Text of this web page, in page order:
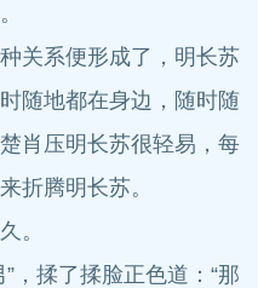
系便形成了，明长苏
随地都在身边，随时随
肖压明长苏很轻易，每
折腾明长苏。
。
揉了揉脸正色道：“那